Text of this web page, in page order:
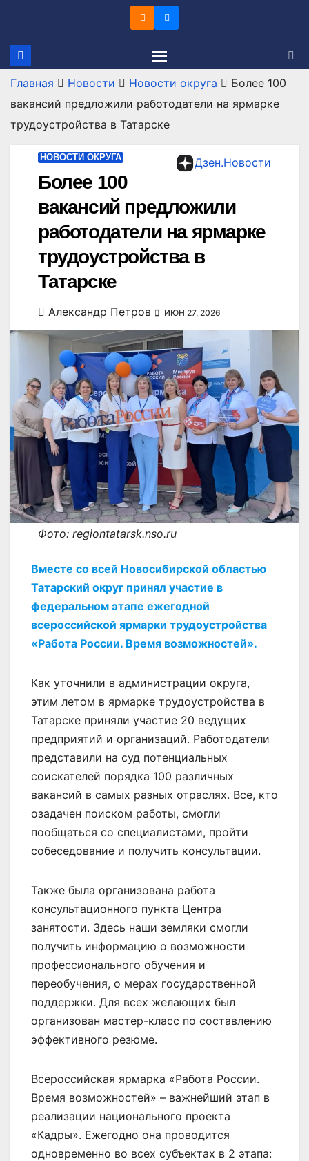
содержимому
Главная Новости Новости округа
Более 100
вакансий предложили работодатели на ярмарке
трудоустройства в Татарске
Дзен.Новости
НОВОСТИ ОКРУГА
Более 100
вакансий предложили
работодатели на ярмарке
трудоустройства в
Татарске
Александр Петров ИЮН 27, 2026
Фото: regiontatarsk.nso.ru
Вместе со всей Новосибирской областью
Татарский округ принял участие в
федеральном этапе ежегодной
всероссийской ярмарки трудоустройства
«Работа России. Время возможностей».
Как уточнили в администрации округа,
этим летом в ярмарке трудоустройства в
Татарске приняли участие 20 ведущих
предприятий и организаций. Работодатели
представили на суд потенциальных
соискателей порядка 100 различных
вакансий в самых разных отраслях. Все, кто
озадачен поиском работы, смогли
пообщаться со специалистами, пройти
собеседование и получить консультации.
Также была организована работа
консультационного пункта Центра
занятости. Здесь наши земляки смогли
получить информацию о возможности
профессионального обучения и
переобучения, о мерах государственной
поддержки. Для всех желающих был
организован мастер-класс по составлению
эффективного резюме.
Всероссийская ярмарка «Работа России.
Время возможностей» – важнейший этап в
реализации национального проекта
«Кадры». Ежегодно она проводится
одновременно во всех субъектах в 2 этапа: